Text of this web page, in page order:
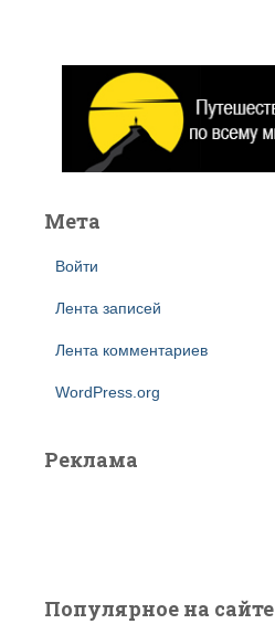
Мета
Войти
Лента записей
Лента комментариев
WordPress.org
Реклама
Популярное на сайте